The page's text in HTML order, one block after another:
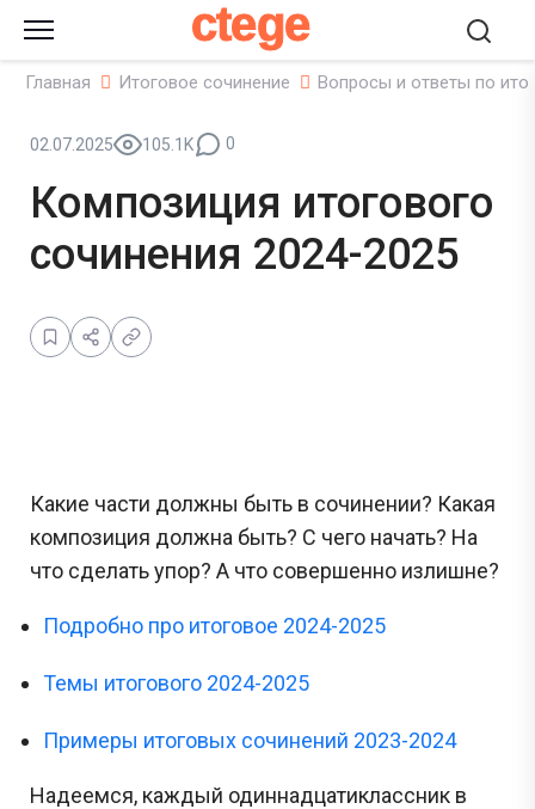
ctege
Главная Итоговое сочинение Вопросы и ответы по
02.07.2025 105.1K 0
Композиция итогового
сочинения 2024-2025
Какие части должны быть в сочинении? Какая
композиция должна быть? С чего начать? На
что сделать упор? А что совершенно излишне?
Подробно про итоговое 2024-2025
Темы итогового 2024-2025
Примеры итоговых сочинений 2023-2024
Надеемся, каждый одиннадцатиклассник в